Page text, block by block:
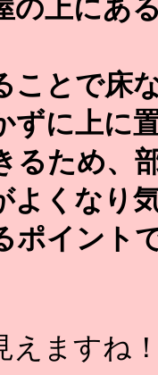
の上にあ
ことで床
ずに上に
るため、
よくなり
ポイント
えますね